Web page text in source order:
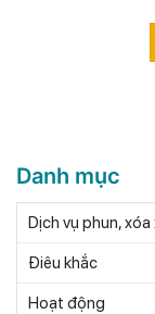
Danh mục
Dịch vụ phun, xóa
Điêu khắc
Hoạt động